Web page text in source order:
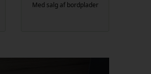
Med salg af bordplader